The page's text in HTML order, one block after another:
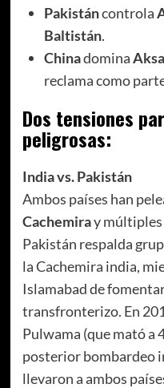
Pakistáncontrola
Baltistán.
Chinadomina
reclama como
Dos tensiones
peligrosas:
India vs. Pakistán
Ambos países han
Cachemiray múltiples
Pakistán respalda
la Cachemira india,
Islamabad de
transfronterizo. En
Pulwama (que mató a
posterior bombardeo
llevaron a ambos